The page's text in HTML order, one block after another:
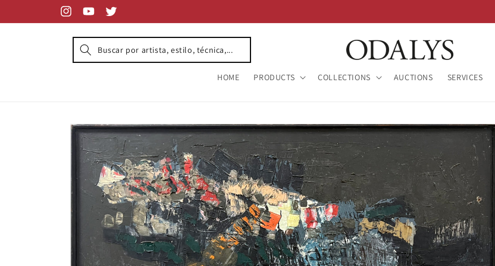
InstagramYouTubeTwitter
HOME PRODUCTS COLLECTIONS AUCTIONS SERVICES
Skip to
product
information